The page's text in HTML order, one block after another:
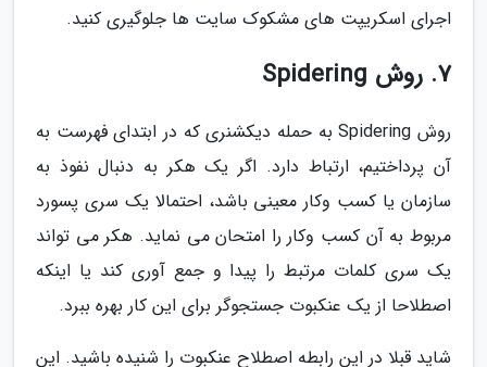
اجرای اسکریپت های مشکوک سایت ها جلوگیری کنید.
7. روش Spidering
روش Spidering به حمله دیکشنری که در ابتدای فهرست به
آن پرداختیم، ارتباط دارد. اگر یک هکر به دنبال نفوذ به
سازمان یا کسب وکار معینی باشد، احتمالا یک سری پسورد
مربوط به آن کسب وکار را امتحان می نماید. هکر می تواند
یک سری کلمات مرتبط را پیدا و جمع آوری کند یا اینکه
اصطلاحا از یک عنکبوت جستجوگر برای این کار بهره ببرد.
شاید قبلا در این رابطه اصطلاح عنکبوت را شنیده باشید. این